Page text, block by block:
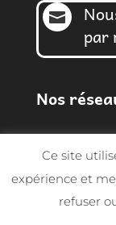

par
Nos
Ce site
expérience et
refuser